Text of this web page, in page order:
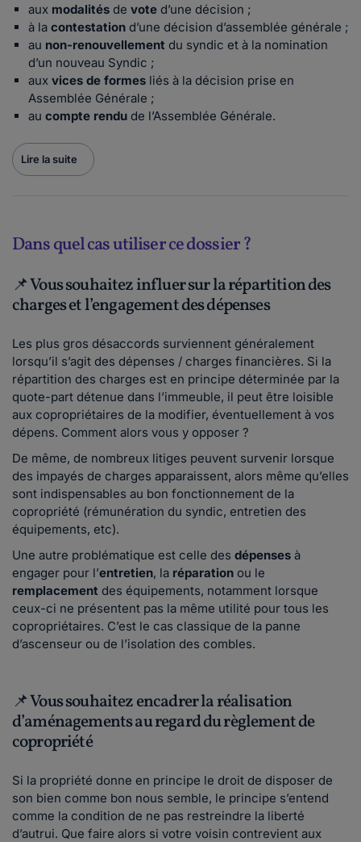
aux modalités de vote d’une décision ;
à la contestation d’une décision d’assemblée générale ;
au non-renouvellement du syndic et à la nomination
d’un nouveau Syndic ;
aux vices de formes liés à la décision prise en
Assemblée Générale ;
au compte rendu de l’Assemblée Générale.
Lire la suite
Dans quel cas utiliser ce dossier ?
📌 Vous souhaitez influer sur la répartition des
charges et l’engagement des dépenses
Les plus gros désaccords surviennent généralement
lorsqu’il s’agit des dépenses / charges financières. Si la
répartition des charges est en principe déterminée par la
quote-part détenue dans l’immeuble, il peut être loisible
aux copropriétaires de la modifier, éventuellement à vos
dépens. Comment alors vous y opposer ?
De même, de nombreux litiges peuvent survenir lorsque
des impayés de charges apparaissent, alors même qu’elles
sont indispensables au bon fonctionnement de la
copropriété (rémunération du syndic, entretien des
équipements, etc).
Une autre problématique est celle des dépenses à
engager pour l’entretien, la réparation ou le
remplacement des équipements, notamment lorsque
ceux-ci ne présentent pas la même utilité pour tous les
copropriétaires. C’est le cas classique de la panne
d’ascenseur ou de l’isolation des combles.
📌 Vous souhaitez encadrer la réalisation
d’aménagements au regard du règlement de
copropriété
Si la propriété donne en principe le droit de disposer de
son bien comme bon nous semble, le principe s’entend
comme la condition de ne pas restreindre la liberté
d’autrui. Que faire alors si votre voisin contrevient aux